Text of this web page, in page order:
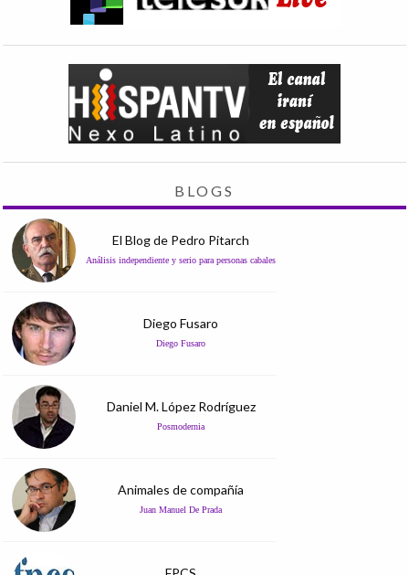
BLOGS
El Blog de Pedro Pitarch
Análisis independiente y serio para personas cabales
Diego Fusaro
Diego Fusaro
Daniel M. López Rodríguez
Posmodernia
Animales de compañía
Juan Manuel De Prada